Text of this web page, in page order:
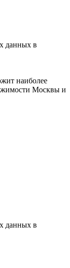
данных в
наиболее
Москвы и
данных в